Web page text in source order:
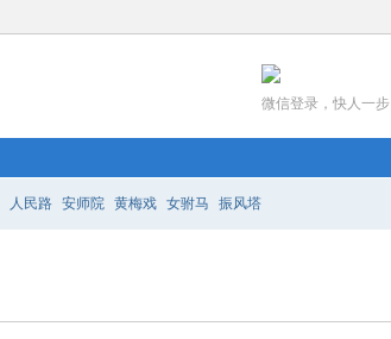
微信登录，快人一步
人民路 安师院 黄梅戏 女驸马 振风塔